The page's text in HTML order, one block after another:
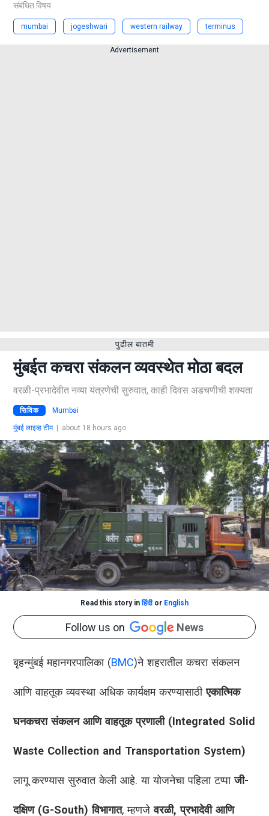
संबंधित विषय
mumbai jogeshwari western railway terminus
Advertisement
पुढील बातमी
मुंबईत कचरा संकलन व्यवस्थेत मोठा बदल
वरळी-प्रभादेवीत नव्या यंत्रणेची सुरुवात, काही दिवस अडचणीची शक्यता
सिविक Mumbai
मुंबई लाइव्ह टीम| about 18 hours ago
Read this story inहिंदीor English
Follow us on News
बृहन्मुंबई महानगरपालिका (BMC)ने शहरातील कचरा संकलन
आणि वाहतूक व्यवस्था अधिक कार्यक्षम करण्यासाठीएकात्मिक
घनकचरा संकलन आणि वाहतूक प्रणाली (Integrated Solid
Waste Collection and Transportation System)
लागू करण्यास सुरुवात केली आहे. या योजनेचा पहिला टप्पाजी-
दक्षिण (G-South) विभागात, म्हणजेवरळी, प्रभादेवी आणि